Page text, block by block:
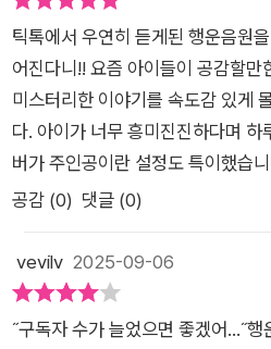
원인과 결과를 찾아내는 추론적 사
흠뻑 빠져 읽을 수 있는 재미난 이
수 있는 어린이 추리소설 컬렉션, 더
원』과 비룡소 셜록홈즈상 1회 수상
계속 출간될 예정이다.
틱톡에서 우연히 듣게된 행운음원
어진다니!! 요즘 아이들이 공감할
미스터리한 이야기를 속도감 있게
다. 아이가 너무 흥미진진하다며
버가 주인공이란 설정도 특이했습
공감 (0) 댓글 (0)
vevilv 2025-09-06
˝구독자 수가 늘었으면 좋겠어...˝